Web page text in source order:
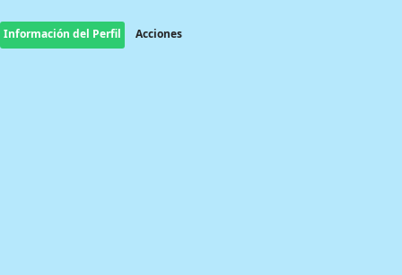
Información del Perfil Acciones